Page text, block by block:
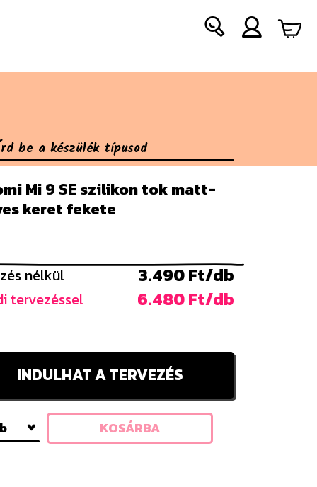
Mi 9 SE szilikon tok matt-
keret fekete
nélkül 3.490 Ft/db
tervezéssel 6.480 Ft/db
INDULHAT A TERVEZÉS
KOSÁRBA